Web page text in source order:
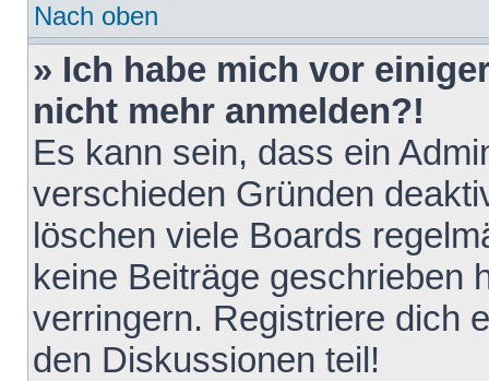
Nach oben
» Ich habe mich vor
nicht mehr anmelden?!
Es kann sein, dass ein
verschieden Gründen
löschen viele Boards
keine Beiträge geschrieben
verringern. Registriere dich
den Diskussionen teil!